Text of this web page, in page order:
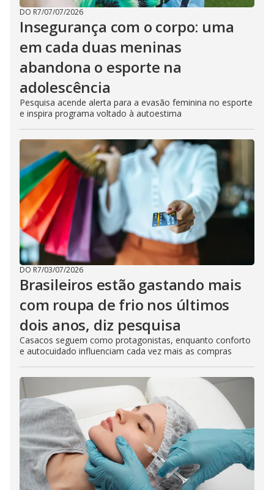
DO R7/07/07/2026
Insegurança com o corpo: uma
em cada duas meninas
abandona o esporte na
adolescência
Pesquisa acende alerta para a evasão feminina no esporte
e inspira programa voltado à autoestima
DO R7/03/07/2026
Brasileiros estão gastando mais
com roupa de frio nos últimos
dois anos, diz pesquisa
Casacos seguem como protagonistas, enquanto conforto
e autocuidado influenciam cada vez mais as compras